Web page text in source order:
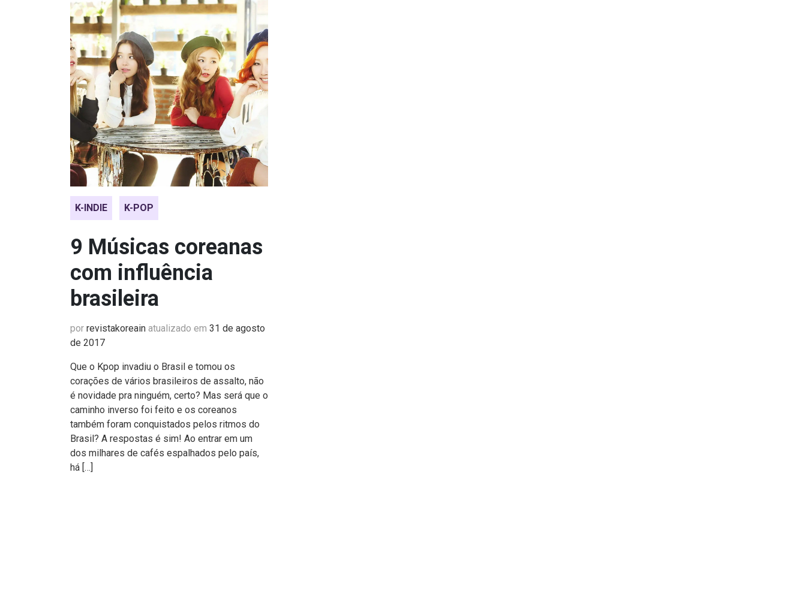
K-INDIE K-POP
9 Músicas coreanas
com influência
brasileira
por revistakoreain atualizado em 31 de agosto
de 2017
Que o Kpop invadiu o Brasil e tomou os
corações de vários brasileiros de assalto, não
é novidade pra ninguém, certo? Mas será que o
caminho inverso foi feito e os coreanos
também foram conquistados pelos ritmos do
Brasil? A respostas é sim! Ao entrar em um
dos milhares de cafés espalhados pelo país,
há […]